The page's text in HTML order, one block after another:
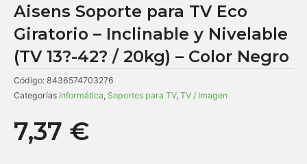
Aisens Soporte para TV Eco
Giratorio – Inclinable y Nivelable
(TV 13?-42? / 20kg) – Color Negro
Código: 8436574703276
Categorías Informática, Soportes para TV, TV / Imagen
7,37 €